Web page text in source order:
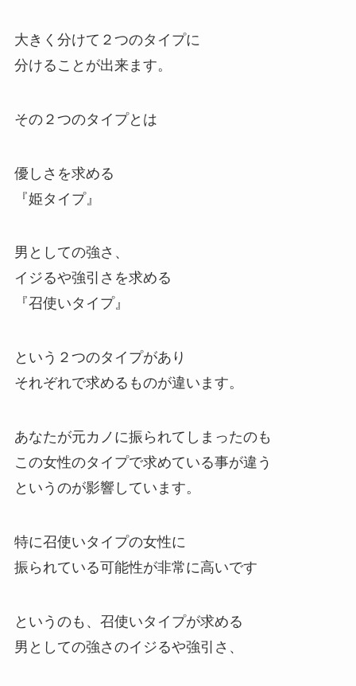
大きく分けて２つのタイプに
分けることが出来ます。
その２つのタイプとは
優しさを求める
『姫タイプ』
男としての強さ、
イジるや強引さを求める
『召使いタイプ』
という２つのタイプがあり
それぞれで求めるものが違います。
あなたが元カノに振られてしまったのも
この女性のタイプで求めている事が違う
というのが影響しています。
特に召使いタイプの女性に
振られている可能性が非常に高いです
というのも、召使いタイプが求める
男としての強さのイジるや強引さ、